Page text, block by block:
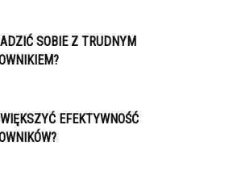
SOBIE Z TRUDNYM
EFEKTYWNOŚĆ